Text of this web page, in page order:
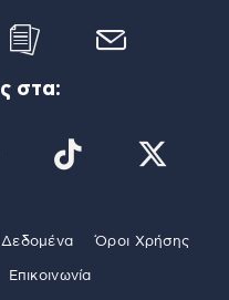
στα:
Όροι Χρήσης
Επικοινωνία